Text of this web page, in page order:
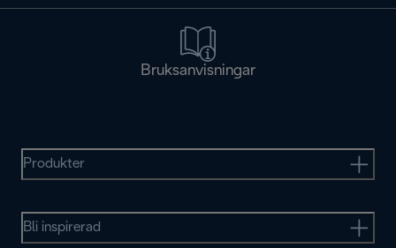
Bruksanvisningar
Produkter
Bli inspirerad